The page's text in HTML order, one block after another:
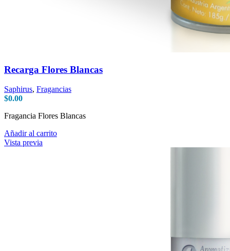
Recarga Flores Blancas
Saphirus, Fragancias
$0.00
Fragancia Flores Blancas
Añadir al carrito
Vista previa